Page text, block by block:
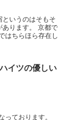
いうのはそもそ
あります。 京都で
はちらほら存在し
イツの優しい
ております。